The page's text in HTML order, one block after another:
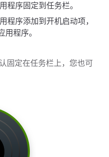
程序固定到任务栏。
程序添加到开机启动项，
程序。
固定在任务栏上，您也可